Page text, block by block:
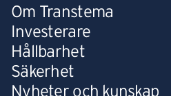
Om Transtema
Investerare
Hållbarhet
Säkerhet
Nyheter och kunskap